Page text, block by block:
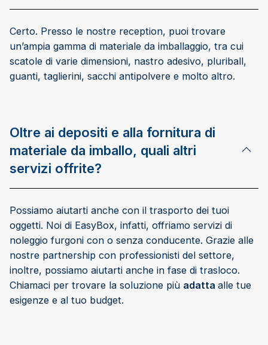
Certo. Presso le nostre reception, puoi trovare
un’ampia gamma di materiale da imballaggio, tra cui
scatole di varie dimensioni, nastro adesivo, pluriball,
guanti, taglierini, sacchi antipolvere e molto altro.
Oltre ai depositi e alla fornitura di
materiale da imballo, quali altri
servizi offrite?
Possiamo aiutarti anche con il trasporto dei tuoi
oggetti. Noi di EasyBox, infatti, offriamo servizi di
noleggio furgoni con o senza conducente. Grazie alle
nostre partnership con professionisti del settore,
inoltre, possiamo aiutarti anche in fase di trasloco.
Chiamaci per trovare la soluzione più adatta alle tue
esigenze e al tuo budget.